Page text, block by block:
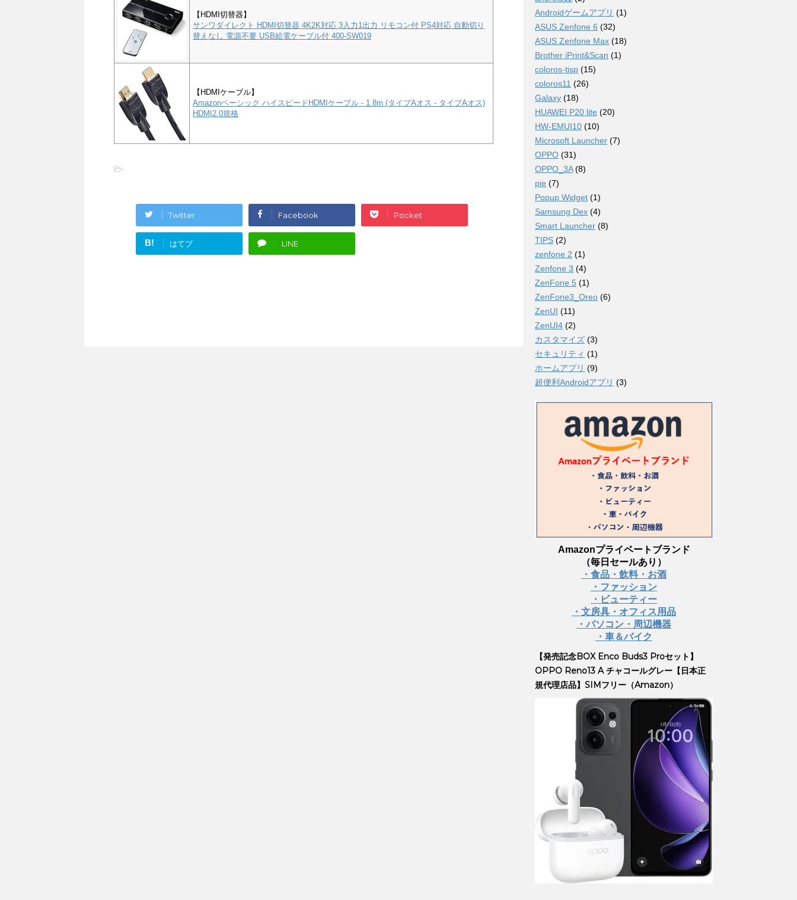
【HDMI切替器】
サンワダイレクト HDMI切替器 4K2K対応 3入力1出力 リモコン付 PS4対応 自動切り
替えなし 電源不要 USB給電ケーブル付 400-SW019
【HDMIケーブル】
Amazonベーシック ハイスピードHDMIケーブル - 1.8m (タイプAオス - タイプAオス)
HDMI2.0規格
-
Twitter Facebook Pocket
B! はてブ LINE
Androidゲームアプリ (1)
ASUS Zenfone 6 (32)
ASUS Zenfone Max (18)
Brother iPrint&Scan (1)
coloros-tisp (15)
coloros11 (26)
Galaxy (18)
HUAWEI P20 lite (20)
HW-EMUI10 (10)
Microsoft Launcher (7)
OPPO (31)
OPPO_3A(8)
pie (7)
Popup Widget (1)
Samsung Dex (4)
Smart Launcher (8)
TIPS (2)
zenfone 2 (1)
Zenfone 3 (4)
ZenFone 5 (1)
ZenFone3_Oreo (6)
ZenUI (11)
ZenUI4 (2)
カスタマイズ (3)
セキュリティ (1)
ホームアプリ (9)
超便利Androidアプリ (3)
Amazonプライベートブランド
（毎日セールあり）
・食品・飲料・お酒
・ファッション
・ビューティー
・文房具・オフィス用品
・パソコン・周辺機器
・車＆バイク
【発売記念BOX Enco Buds3 Proセット】
OPPO Reno13 A チャコールグレー【日本正
規代理店品】SIMフリー（Amazon）